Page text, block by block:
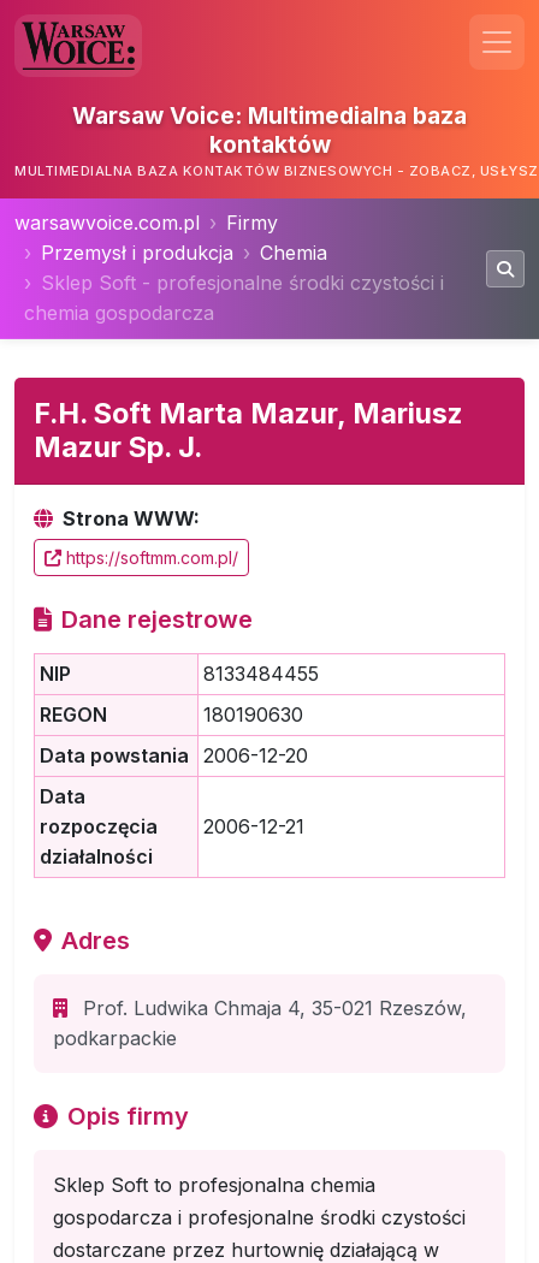
Warsaw Voice: Multimedialna baza
kontaktów
MULTIMEDIALNA BAZA KONTAKTÓW BIZNESOWYCH - ZOBACZ,
warsawvoice.com.pl
Firmy
Przemysł i produkcja
Chemia
Sklep Soft - profesjonalne środki czystości i
chemia gospodarcza
F.H. Soft Marta Mazur, Mariusz
Mazur Sp. J.
Strona WWW:
https://softmm.com.pl/
Dane rejestrowe
NIP
8133484455
REGON
180190630
Data powstania
2006-12-20
Data
rozpoczęcia
działalności
2006-12-21
Adres
Prof. Ludwika Chmaja 4, 35-021 Rzeszów,
podkarpackie
Opis firmy
Sklep Soft to profesjonalna chemia
gospodarcza i profesjonalne środki czystości
dostarczane przez hurtownię działającą w